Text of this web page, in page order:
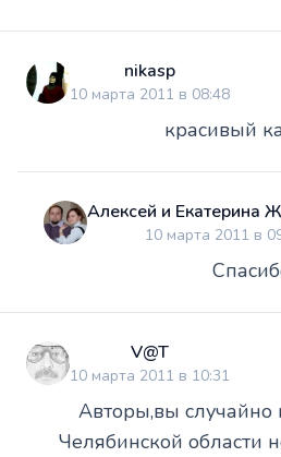
nikasp
10 марта 2011 в 08:48
красивый
Алексей и Екатерина
10 марта 2011 в
V@T
10 марта 2011 в 10:31
Авторы,вы случайно
Челябинской области